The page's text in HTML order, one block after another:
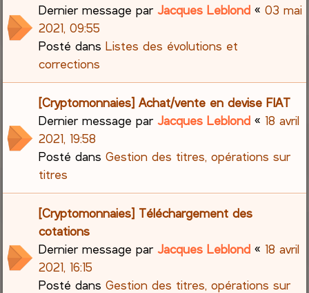
Dernier message parJacques Leblond «03 mai
2021, 09:55
Posté dansListes des évolutions et
corrections
[Cryptomonnaies] Achat/vente en devise FIAT
Dernier message parJacques Leblond « 18 avril
2021, 19:58
Posté dansGestion des titres, opérations sur
titres
[Cryptomonnaies] Téléchargement des
cotations
Dernier message parJacques Leblond « 18 avril
2021, 16:15
Posté dansGestion des titres, opérations sur